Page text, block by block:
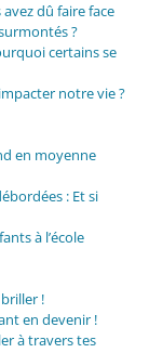
dû faire face
?
certains se
notre vie ?
en moyenne
: Et si
à l’école
!
en devenir !
à travers tes